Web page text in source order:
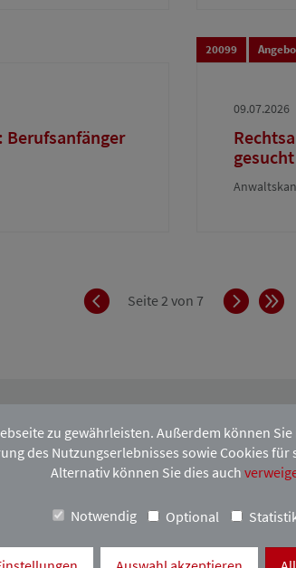
20099
09.07.2026
ZurückSeite 2 von 7 Vorwärts
Newsletter an.
zu gewährleisten. Außerdem können
des Nutzungserlebnisses sowie Cookies
Alternativ können Sie dies auch
Notwendig Optional